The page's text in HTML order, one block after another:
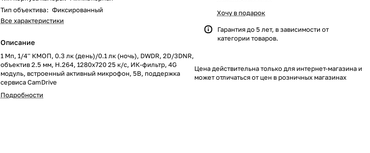
Тип объектива: Фиксированный
Все характеристики
Описание
1 Мп, 1/4'' КМОП, 0.3 лк (день)/0.1 лк (ночь), DWDR, 2D/3DNR,
объектив 2.5 мм, Н.264, 1280x720 25 к/с, ИК-фильтр, 4G
модуль, встроенный активный микрофон, 5В, поддержка
сервиса CamDrive
Подробности
Хочу в подарок
Гарантия до 5 лет, в зависимости от
категории товаров.
Цена действительна только для интернет-магазина и
может отличаться от цен в розничных магазинах